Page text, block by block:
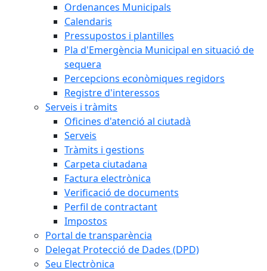
Ordenances Municipals
Calendaris
Pressupostos i plantilles
Pla d'Emergència Municipal en situació de
sequera
Percepcions econòmiques regidors
Registre d'interessos
Serveis i tràmits
Oficines d'atenció al ciutadà
Serveis
Tràmits i gestions
Carpeta ciutadana
Factura electrònica
Verificació de documents
Perfil de contractant
Impostos
Portal de transparència
Delegat Protecció de Dades (DPD)
Seu Electrònica